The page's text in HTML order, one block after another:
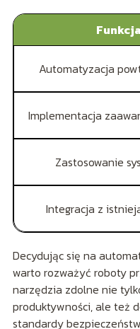
Automatyzacja
Implementacja
Zastosowanie
Integracja z
Decydując się na
warto rozważyć roboty
narzędzia zdolne nie
produktywności, ale też
standardy